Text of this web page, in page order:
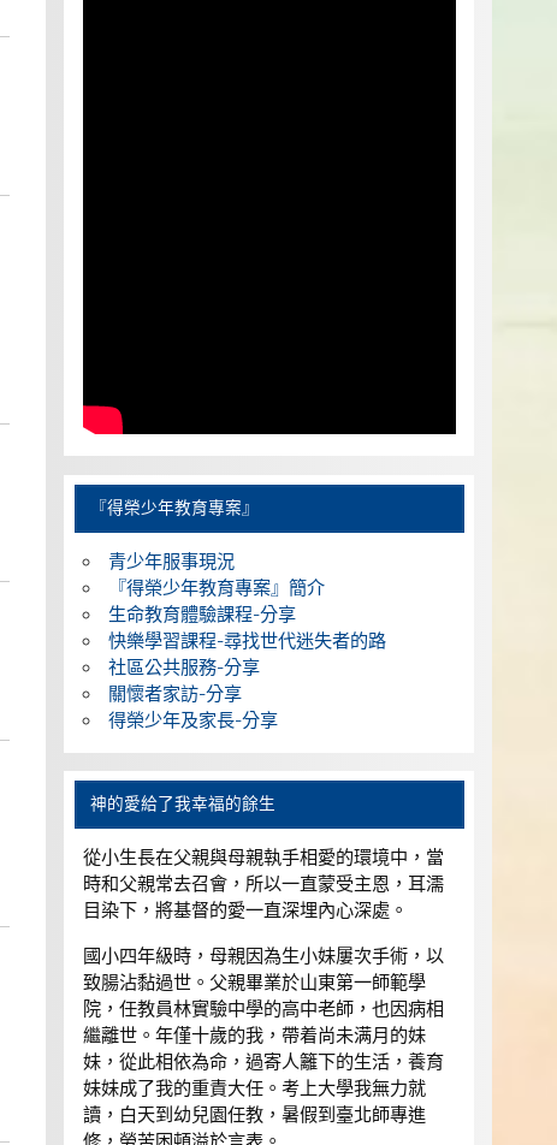
『得榮少年教育專案』
青少年服事現況
『得榮少年教育專案』簡介
生命教育體驗課程-分享
快樂學習課程-尋找世代迷失者的路
社區公共服務-分享
關懷者家訪-分享
得榮少年及家長-分享
神的愛給了我幸福的餘生
從小生長在父親與母親執手相愛的環境中，當
時和父親常去召會，所以一直蒙受主恩，耳濡
目染下，將基督的愛一直深埋內心深處。
國小四年級時，母親因為生小妹屢次手術，以
致腸沾黏過世。父親畢業於山東第一師範學
院，任教員林實驗中學的高中老師，也因病相
繼離世。年僅十歲的我，帶着尚未满月的妹
妹，從此相依為命，過寄人籬下的生活，養育
妹妹成了我的重責大任。考上大學我無力就
讀，白天到幼兒園任教，暑假到臺北師專進